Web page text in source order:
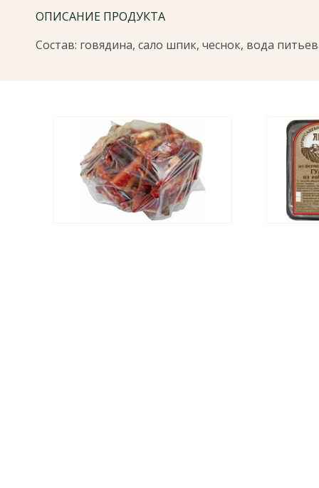
ОПИСАНИЕ ПРОДУКТА
Состав: говядина, сало шпик, чеснок, вода